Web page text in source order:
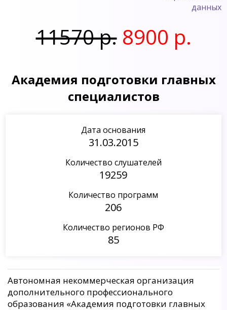
данных
11570 р. 8900 р.
Академия подготовки главных
специалистов
Дата основания
31.03.2015
Количество слушателей
19259
Количество программ
206
Количество регионов РФ
85
Автономная некоммерческая организация
дополнительного профессионального
образования «Академия подготовки главных